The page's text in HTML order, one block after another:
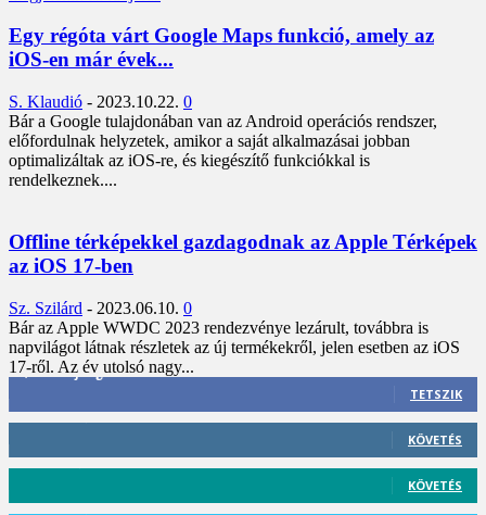
Egy régóta várt Google Maps funkció, amely az
iOS-en már évek...
S. Klaudió - 2023.10.22. 0
Bár a Google tulajdonában van az Android operációs rendszer,
előfordulnak helyzetek, amikor a saját alkalmazásai jobban
optimalizáltak az iOS-re, és kiegészítő funkciókkal is
rendelkeznek....
Offline térképekkel gazdagodnak az Apple Térképek
az iOS 17-ben
Sz. Szilárd - 2023.06.10. 0
Bár az Apple WWDC 2023 rendezvénye lezárult, továbbra is
napvilágot látnak részletek az új termékekről, jelen esetben az iOS
17-ről. Az év utolsó nagy...
3,452 Rajongók
TETSZIK
412 Követő
KÖVETÉS
59 Követő
KÖVETÉS
101 Követő